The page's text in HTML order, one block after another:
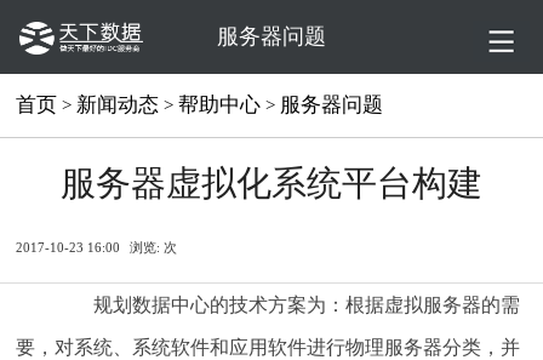
服务器问题
首页 > 新闻动态 >帮助中心 > 服务器问题
服务器虚拟化系统平台构建
2017-10-23 16:00 浏览: 次
规划数据中心的技术方案为：根据虚拟服务器的需
要，对系统、系统软件和应用软件进行物理服务器分类，并